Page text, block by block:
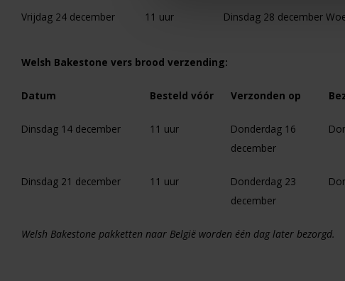
Vrijdag 24 december 11 uur Dinsdag 28 december
Welsh Bakestone vers brood verzending:
Datum Besteld vóór Verzonden op
Dinsdag 14 december 11 uur
Donderdag 16
december
Dinsdag 21 december 11 uur
Donderdag 23
december
Welsh Bakestone pakketten naar België worden één dag later bezorgd.